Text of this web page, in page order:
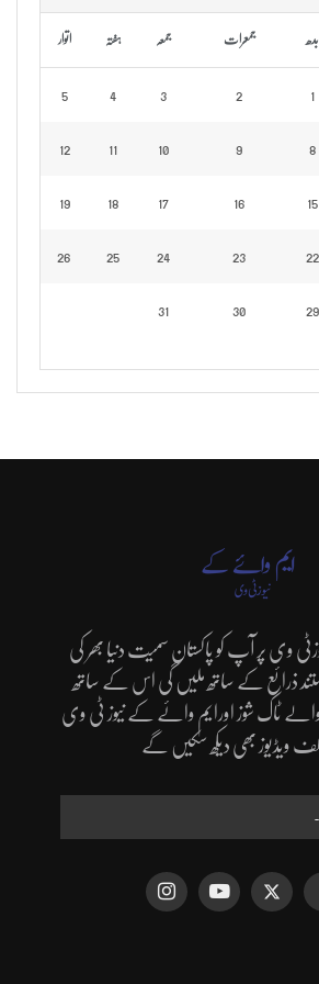
بدھ جمعرات جمعہ ہفتہ اتوار
1
2
3
4
5
8
9
10
11
12
15
16
17
18
19
22
23
24
25
26
29
30
31
وی پر آپ کو پاکستان سمیت دنیا بھر کی
ذرائع کے ساتھ ملیں گی اس کے ساتھ
ٹاک شوز اورایم وائے کے نیوز ٹی وی
ویڈیوز بھی دیکھ سکیں گے